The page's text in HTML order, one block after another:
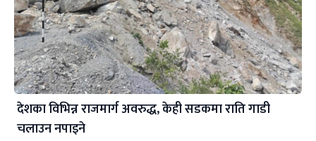
देशका विभिन्न राजमार्ग अवरुद्ध, केही सडकमा राति गाडी
चलाउन नपाइने